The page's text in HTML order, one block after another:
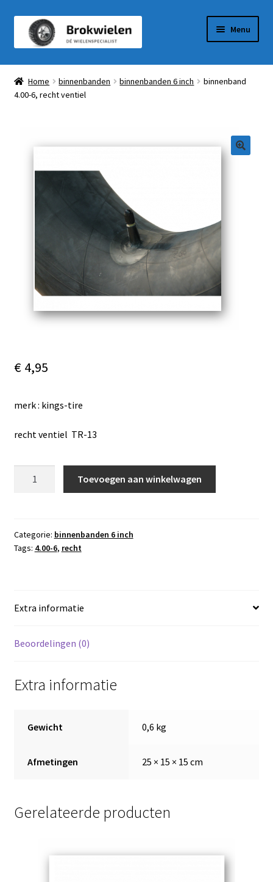
door
navigatie
naar
inhoud
Menu
Winkel
Winkelmandje
Home binnenbanden binnenbanden 6 inch
binnenband
4.00-6, recht ventiel
€4,95
merk : kings-tire
recht ventiel TR-13
ventiel
aantal
Toevoegen aan winkelwagen
Categorie: binnenbanden 6 inch
Tags: 4.00-6, recht
Extra informatie
Beoordelingen (0)
Extra informatie
Gewicht 0,6 kg
Afmetingen 25 × 15 × 15 cm
Gerelateerde producten